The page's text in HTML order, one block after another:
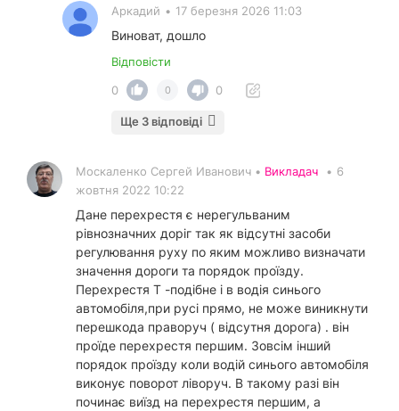
Аркадий • 17 березня 2026 11:03
Виноват, дошло
Відповісти
0
0 0
Ще 3 відповіді
Москаленко Сергей Иванович • Викладач • 6
жовтня 2022 10:22
Дане перехрестя є нерегульваним
рівнозначних доріг так як відсутні засоби
регулювання руху по яким можливо визначати
значення дороги та порядок проїзду.
Перехрестя Т -подібне і в водія синього
автомобіля,при русі прямо, не може виникнути
перешкода праворуч ( відсутня дорога) . він
проїде перехрестя першим. Зовсім інший
порядок проїзду коли водій синього автомобіля
виконує поворот ліворуч. В такому разі він
починає виїзд на перехрестя першим, а